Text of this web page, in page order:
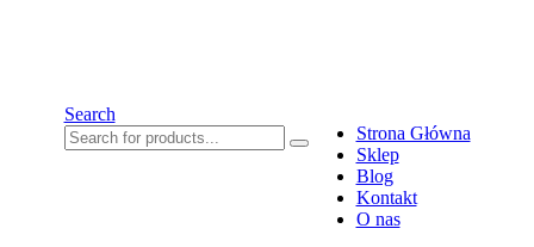
Search
Strona Główna
Sklep
Blog
Kontakt
O nas